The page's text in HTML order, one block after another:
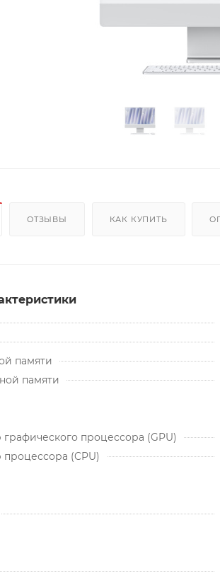
ОТЗЫВЫ КАК КУПИТЬ
памяти
памяти
процессора (GPU)
(CPU)